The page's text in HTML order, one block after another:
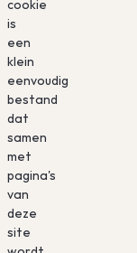
cookie
is
een
klein
eenvoudig
bestand
dat
samen
met
pagina's
van
deze
site